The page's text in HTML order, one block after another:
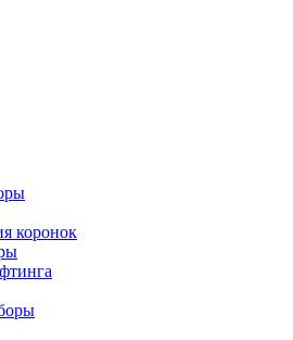
коронок